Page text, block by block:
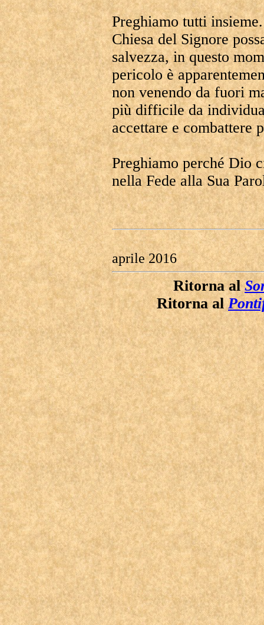
Preghiamo tutti
Chiesa del Signore
salvezza, in questo
pericolo è
non venendo da fuori
più difficile da
accettare e combattere
Preghiamo perché Dio
nella Fede alla Sua
aprile 2016
Ritorna al
Ritorna al